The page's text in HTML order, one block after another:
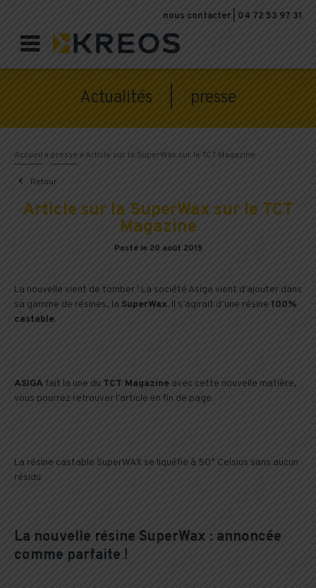
nous contacter 04 72 53 97 31

Actualités | presse
Accueil » presse » Article sur la SuperWax sur le TCT Magazine
 Retour
Article sur la SuperWax sur le TCT
Magazine
Posté le 20 août 2015
La nouvelle vient de tomber ! La société Asiga vient d’ajouter dans
sa gamme de résines, la SuperWax. Il s’agirait d’une résine 100%
castable.
ASIGA fait la une du TCT Magazine avec cette nouvelle matière,
vous pourrez retrouver l’article en fin de page.
La résine castable SuperWAX se liquéfie à 50° Celsius sans aucun
résidu
La nouvelle résine SuperWax : annoncée
comme parfaite !